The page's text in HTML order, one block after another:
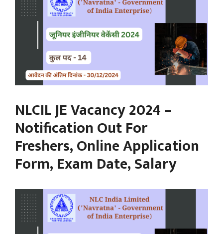
NLCIL JE Vacancy 2024 –
Notification Out For
Freshers, Online Application
Form, Exam Date, Salary